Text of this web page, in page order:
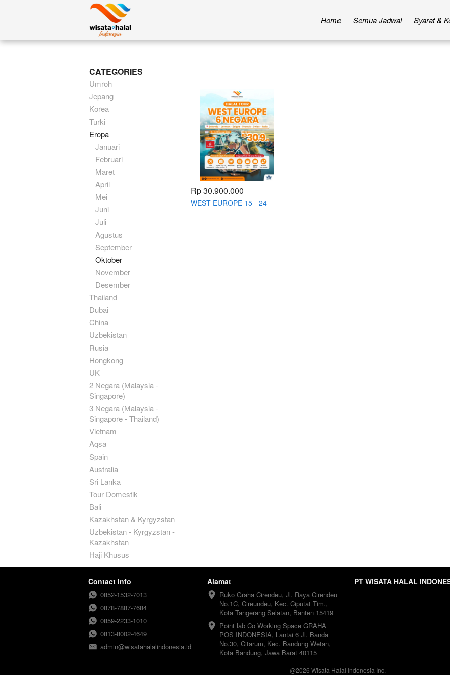
Home Semua Jadwal Syarat &
CATEGORIES
Umroh
Jepang
Korea
Turki
Eropa
Januari
Februari
Maret
April
Mei
Juni
Juli
Agustus
September
Oktober
November
Desember
Thailand
Dubai
China
Uzbekistan
Rusia
Hongkong
UK
2 Negara (Malaysia -
Singapore)
3 Negara (Malaysia -
Singapore - Thailand)
Vietnam
Aqsa
Spain
Australia
Sri Lanka
Tour Domestik
Bali
Kazakhstan & Kyrgyzstan
Uzbekistan - Kyrgyzstan -
Kazakhstan
Haji Khusus
Rp 30.900.000
WEST EUROPE 15 - 24
Contact Info
0852-1532-7013
0878-7887-7684
0859-2233-1010
0813-8002-4649
admin@wisatahalalindonesia.id
Alamat
Ruko Graha Cirendeu, Jl. Raya Cirendeu
No.1C, Cireundeu, Kec. Ciputat Tim.,
Kota Tangerang Selatan, Banten 15419
Point lab Co Working Space GRAHA
POS INDONESIA, Lantai 6 Jl. Banda
No.30, Citarum, Kec. Bandung Wetan,
Kota Bandung, Jawa Barat 40115
PT WISATA HALAL
@2026 Wisata Halal Indonesia Inc.